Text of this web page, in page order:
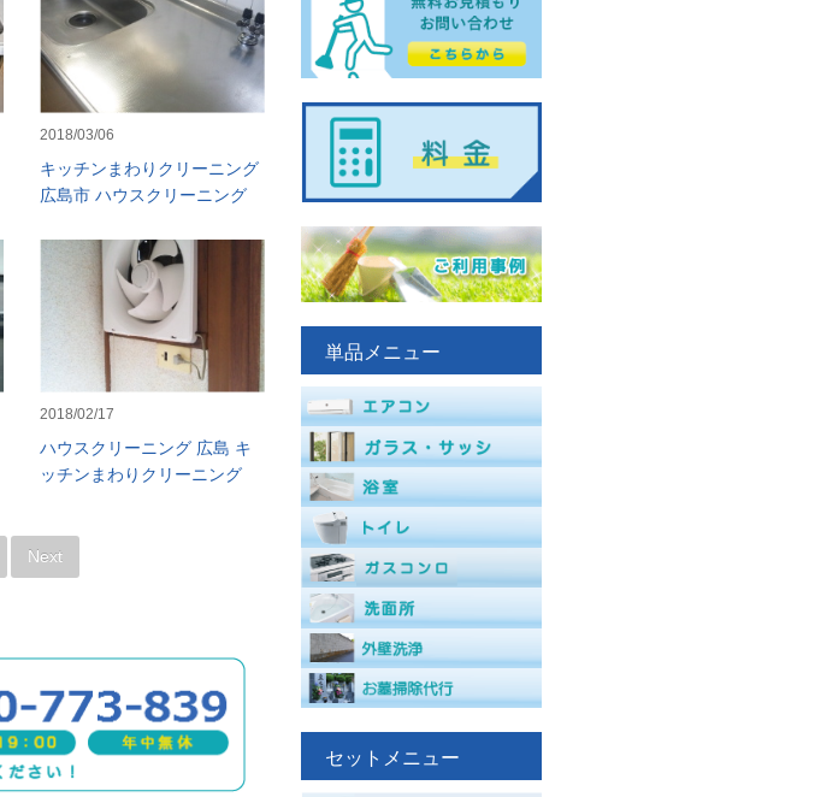
2018/03/06
キッチンまわりクリーニング
広島市 ハウスクリーニング
2018/02/17
ハウスクリーニング 広島 キ
ッチンまわりクリーニング
Next
単品メニュー
セットメニュー